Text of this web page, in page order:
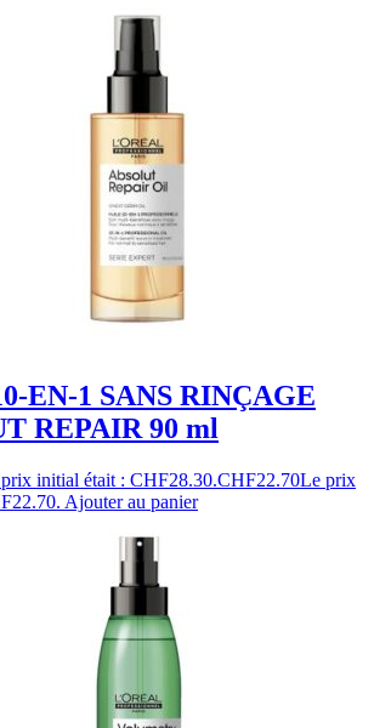
EN-1 SANS RINÇAGE
REPAIR 90 ml
initial était : CHF28.30.CHF22.70Le prix
Ajouter au panier